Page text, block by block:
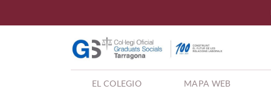
EL COLEGIO(CURRENT)MAPA WEB